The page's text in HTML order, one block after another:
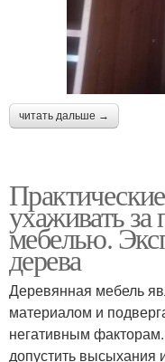
читать дальше →
ухаживать
мебелью.
дерева
Деревянная мебель
материалом и
негативным
допустить высыхания